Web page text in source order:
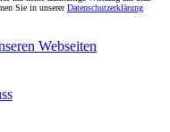
Sie in unsererDatenschutzerklärung
Webseiten